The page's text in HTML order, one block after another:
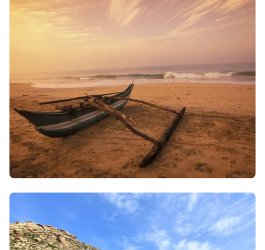
• Envie d'évasion & inspiration
Quand partir au Sri Lanka ?